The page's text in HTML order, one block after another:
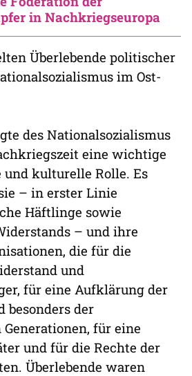
in Nachkriegseuropa
Überlebende politischer
im Ost-
des Nationalsozialismus
eine wichtige
und kulturelle Rolle. Es
– in erster Linie
Häftlinge sowie
– und ihre
die für die
und
für eine Aufklärung der
besonders der
für eine
und für die Rechte der
Überlebende waren